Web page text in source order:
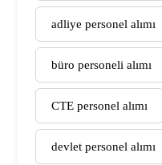
adliye personel alımı
büro personeli alımı
CTE personel alımı
devlet personel alımı